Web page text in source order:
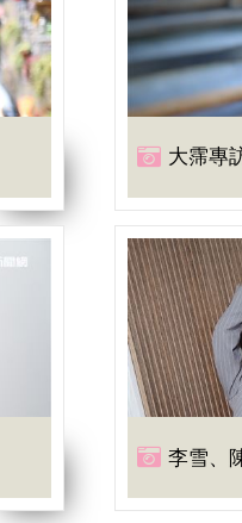
大霈專
李雪、